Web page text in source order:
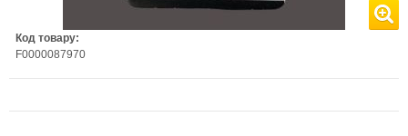
Код товару:
F0000087970